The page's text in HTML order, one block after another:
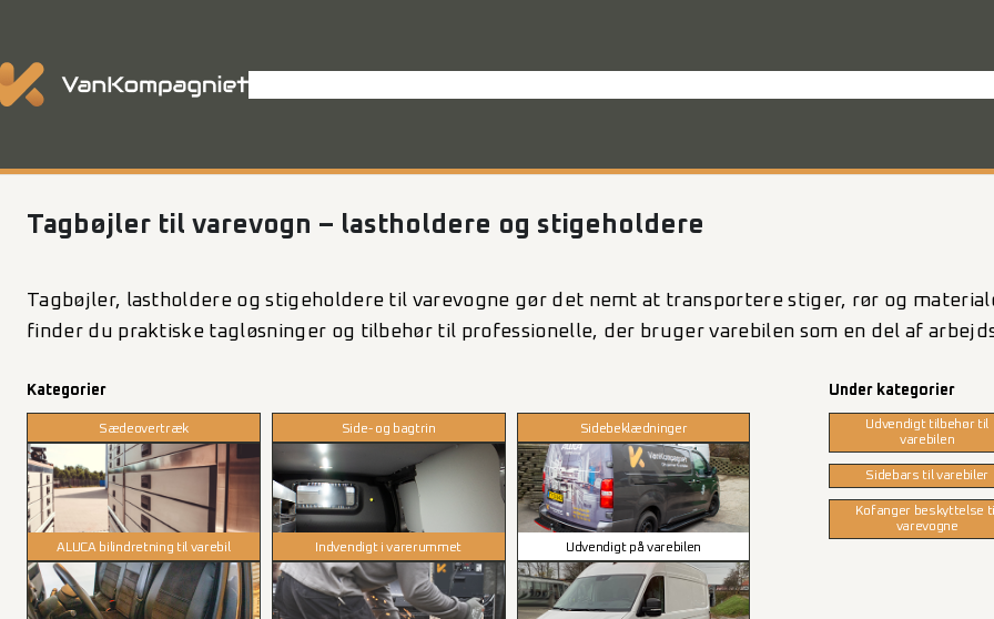
indhold
Tagbøjler til varevogn – lastholdere og stigeholdere
Tagbøjler, lastholdere og stigeholdere til varevogne gør det nemt at transportere stiger, rør og
finder du praktiske tagløsninger og tilbehør til professionelle, der bruger varebilen som en del af
Kategorier
Sædeovertræk Side- og bagtrin Sidebeklædninger
ALUCA bilindretning til varebil Indvendigt i varerummet Udvendigt på varebilen
Under kategorier
Udvendigt tilbehør til
varebilen
Sidebars til varebiler
Kofanger beskyttelse
varevogne